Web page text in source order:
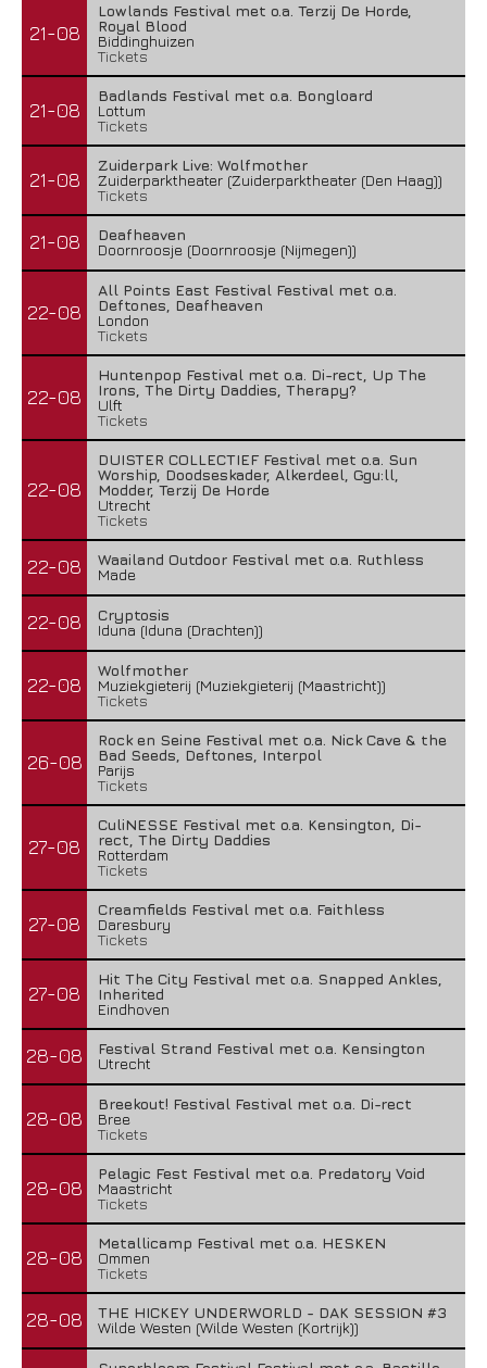
21-08
Lowlands Festival met o.a. Terzij De Horde,
Royal Blood
Biddinghuizen
Tickets
21-08
Badlands Festival met o.a. Bongloard
Lottum
Tickets
21-08
Zuiderpark Live: Wolfmother
Zuiderparktheater (Zuiderparktheater (Den Haag))
Tickets
21-08
Deafheaven
Doornroosje (Doornroosje (Nijmegen))
22-08
All Points East Festival Festival met o.a.
Deftones, Deafheaven
London
Tickets
22-08
Huntenpop Festival met o.a. Di-rect, Up The
Irons, The Dirty Daddies, Therapy?
Ulft
Tickets
22-08
DUISTER COLLECTIEF Festival met o.a. Sun
Worship, Doodseskader, Alkerdeel, Ggu:ll,
Modder, Terzij De Horde
Utrecht
Tickets
22-08
Waailand Outdoor Festival met o.a. Ruthless
Made
22-08
Cryptosis
Iduna (Iduna (Drachten))
22-08
Wolfmother
Muziekgieterij (Muziekgieterij (Maastricht))
Tickets
26-08
Rock en Seine Festival met o.a. Nick Cave & the
Bad Seeds, Deftones, Interpol
Parijs
Tickets
27-08
CuliNESSE Festival met o.a. Kensington, Di-
rect, The Dirty Daddies
Rotterdam
Tickets
27-08
Creamfields Festival met o.a. Faithless
Daresbury
Tickets
27-08
Hit The City Festival met o.a. Snapped Ankles,
Inherited
Eindhoven
28-08
Festival Strand Festival met o.a. Kensington
Utrecht
28-08
Breekout! Festival Festival met o.a. Di-rect
Bree
Tickets
28-08
Pelagic Fest Festival met o.a. Predatory Void
Maastricht
Tickets
28-08
Metallicamp Festival met o.a. HESKEN
Ommen
Tickets
28-08
THE HICKEY UNDERWORLD - DAK SESSION #3
Wilde Westen (Wilde Westen (Kortrijk))